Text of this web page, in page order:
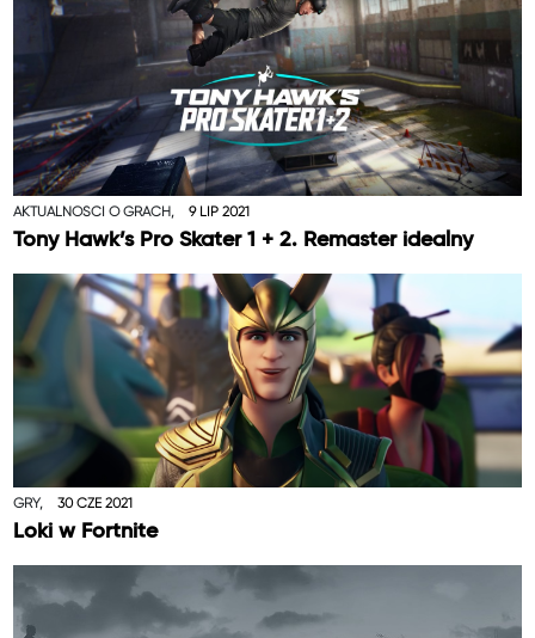
AKTUALNOŚCI O GRACH, 9 LIP 2021
Tony Hawk’s Pro Skater 1 + 2. Remaster idealny
GRY, 30 CZE 2021
Loki w Fortnite